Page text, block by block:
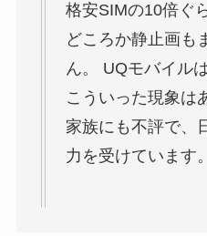
格安SIMの10倍ぐ
どころか静止画も
ん。 UQモバイル
こういった現象は
家族にも不評で、
力を受けています。